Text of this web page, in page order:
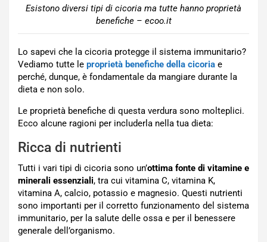
Esistono diversi tipi di cicoria ma tutte hanno proprietà
benefiche – ecoo.it
Lo sapevi che la cicoria protegge il sistema immunitario?
Vediamo tutte le proprietà benefiche della cicoria e
perché, dunque, è fondamentale da mangiare durante la
dieta e non solo.
Le proprietà benefiche di questa verdura sono molteplici.
Ecco alcune ragioni per includerla nella tua dieta:
Ricca di nutrienti
Tutti i vari tipi di cicoria sono un’ottima fonte di vitamine e
minerali essenziali, tra cui vitamina C, vitamina K,
vitamina A, calcio, potassio e magnesio. Questi nutrienti
sono importanti per il corretto funzionamento del sistema
immunitario, per la salute delle ossa e per il benessere
generale dell’organismo.